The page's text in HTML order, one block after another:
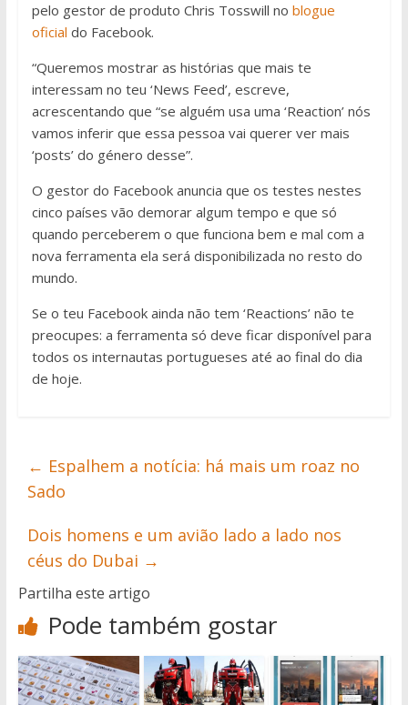
pelo gestor de produto Chris Tosswill no blogue
oficial do Facebook.
“Queremos mostrar as histórias que mais te
interessam no teu ‘News Feed’, escreve,
acrescentando que “se alguém usa uma ‘Reaction’ nós
vamos inferir que essa pessoa vai querer ver mais
‘posts’ do género desse”.
O gestor do Facebook anuncia que os testes nestes
cinco países vão demorar algum tempo e que só
quando perceberem o que funciona bem e mal com a
nova ferramenta ela será disponibilizada no resto do
mundo.
Se o teu Facebook ainda não tem ‘Reactions’ não te
preocupes: a ferramenta só deve ficar disponível para
todos os internautas portugueses até ao final do dia
de hoje.
← Espalhem a notícia: há mais um roaz no
Sado
Dois homens e um avião lado a lado nos
céus do Dubai →
Partilha este artigo
Pode também gostar